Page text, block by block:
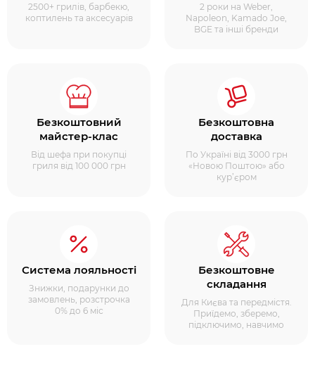
2500+ грилів, барбекю,
коптилень та аксесуарів
2 роки на Weber,
Napoleon, Kamado Joe,
BGE та інші бренди
Безкоштовний
майстер-клас
Від шефа при покупці
гриля від 100 000 грн
Безкоштовна
доставка
По Україні від 3000 грн
«Новою Поштою» або
кур’єром
Система лояльності
Знижки, подарунки до
замовлень, розстрочка
0% до 6 міс
Безкоштовне
складання
Для Києва та передмістя.
Приїдемо, зберемо,
підключимо, навчимо